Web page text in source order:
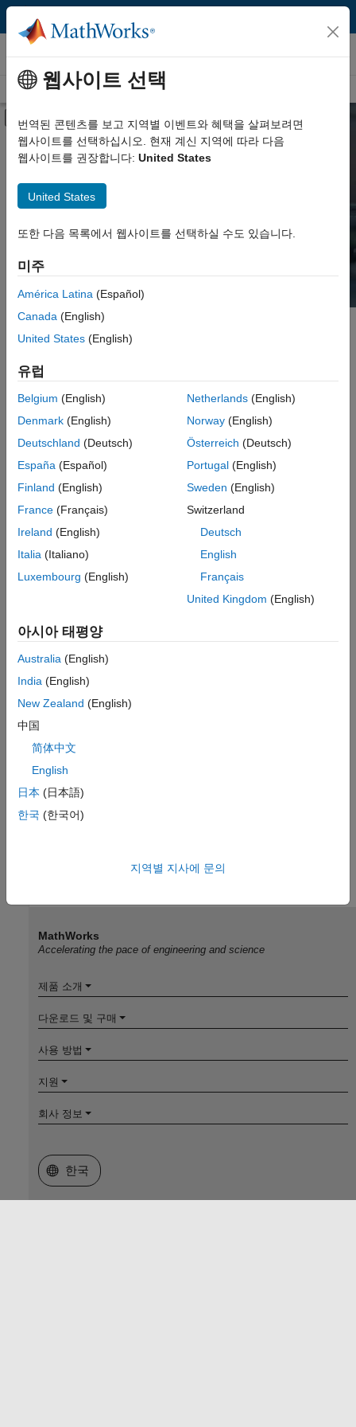
콘텐츠로 바로 가기
Hardware Support
Overview Search Hardware Support
오프캔버스 탐색 메뉴 토글
Product
Product Family and Category
Protocol or Standard
Search Hardware
MATLAB and Simulink.
웹사이트 선택
번역된 콘텐츠를 보고 지역별 이벤트와 혜택을 살펴보려면
웹사이트를 선택하십시오. 현재 계신 지역에 따라 다음
웹사이트를 권장합니다: United States
United States
또한 다음 목록에서 웹사이트를 선택하실 수도 있습니다.
미주
América Latina (Español)
Canada (English)
United States (English)
유럽
Belgium (English)
Denmark (English)
Deutschland (Deutsch)
España (Español)
Finland (English)
France (Français)
Ireland (English)
Italia (Italiano)
Luxembourg (English)
Netherlands(English)
Norway(English)
Österreich (Deutsch)
Portugal(English)
Sweden (English)
Switzerland
Deutsch
English
Français
United Kingdom (English)
아시아 태평양
Australia (English)
India (English)
New Zealand (English)
中国
简体中文
English
日本 (日本語)
한국 (한국어)
지역별 지사에 문의
MathWorks
Accelerating the pace of engineering and science
제품 소개
다운로드 및 구매
사용 방법
지원
회사 정보
웹사이트 선택
한국